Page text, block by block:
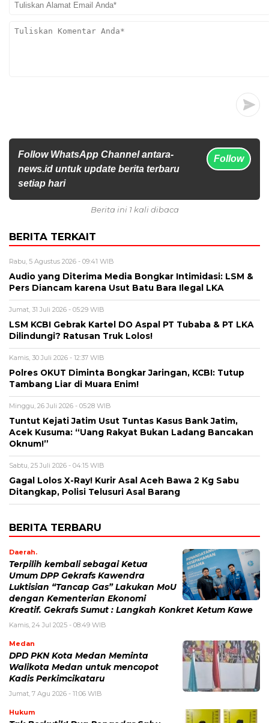
Follow WhatsApp Channel antara-
news.id untuk update berita terbaru
setiap hari
Follow
Berita ini 1 kali dibaca
BERITA TERKAIT
Rabu, 5 Agustus 2026 - 09:41 WIB
Audio yang Diterima Media Bongkar Intimidasi: LSM &
Pers Diancam karena Usut Batu Bara Ilegal LKA
Jumat, 31 Juli 2026 - 05:29 WIB
LSM KCBI Gebrak Kartel DO Aspal PT Tubaba & PT LKA
Dilindungi? Ratusan Truk Lolos!
Kamis, 30 Juli 2026 - 12:37 WIB
Polres OKUT Diminta Bongkar Jaringan, KCBI: Tutup
Tambang Liar di Muara Enim!
Minggu, 26 Juli 2026 - 05:28 WIB
Tuntut Kejati Jatim Usut Tuntas Kasus Bank Jatim,
Acek Kusuma: “Uang Rakyat Bukan Ladang Bancakan
Oknum!”
Sabtu, 25 Juli 2026 - 04:15 WIB
Gagal Lolos X-Ray! Kurir Asal Aceh Bawa 2 Kg Sabu
Ditangkap, Polisi Telusuri Asal Barang
BERITA TERBARU
Daerah.
Terpilih kembali sebagai Ketua
Umum DPP Gekrafs Kawendra
Luktisian “Tancap Gas” Lakukan MoU
dengan Kementerian Ekonomi
Kreatif. Gekrafs Sumut : Langkah Konkret Ketum Kawe
Kamis, 24 Jul 2025 - 08:49 WIB
Medan
DPD PKN Kota Medan Meminta
Walikota Medan untuk mencopot
Kadis Perkimcikataru
Jumat, 7 Agu 2026 - 11:06 WIB
Hukum